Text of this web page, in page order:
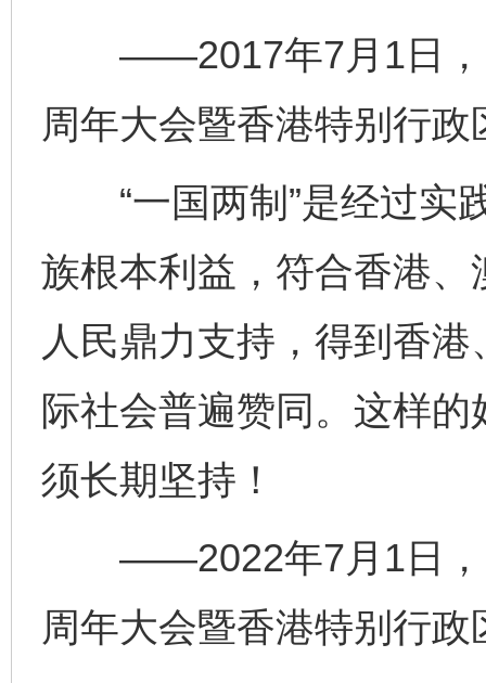
——2017年7月1日，
周年大会暨香港特别行
“一国两制”是经过实
族根本利益，符合香港
人民鼎力支持，得到香
际社会普遍赞同。这样
须长期坚持！
——2022年7月1日，
周年大会暨香港特别行